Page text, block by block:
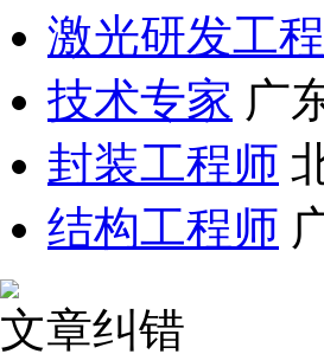
激光研发工
技术专家 广
封装工程师
结构工程师
文章纠错